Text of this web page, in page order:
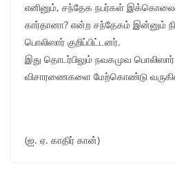
எனினும், சந்தேக நபர்கள்
கார்தானா? என்ற சந்தேகம் இன்னும்
பொலிஸார் குறிப்பிட்டனர்.
இது தொடர்பிலும் நவகமுவ
விசாரணைகளை மேற்கொண்டு
(ஐ. ஏ. காதிர் கான்)